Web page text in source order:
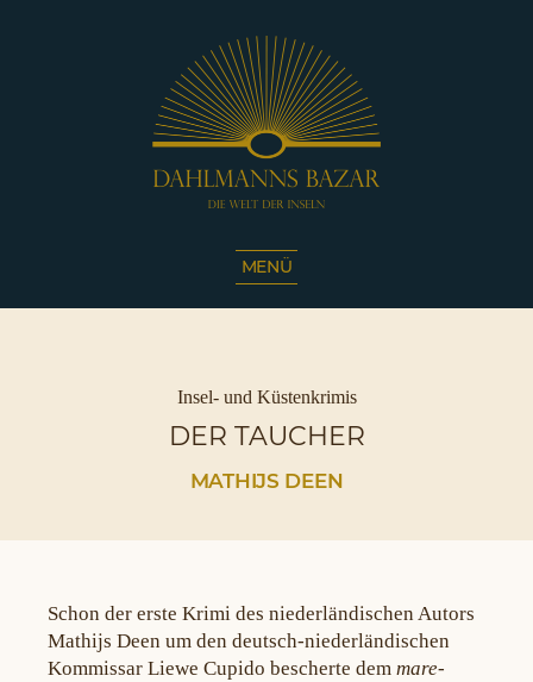
Die
Inseln
Café
Sassnitz
MENÜ
Kategorien
Insel- und Küstenkrimis
DER TAUCHER
MATHIJS DEEN
Schon der erste Krimi des niederländischen Autors
Mathijs Deen um den deutsch-niederländischen
Kommissar Liewe Cupido bescherte dem mare-